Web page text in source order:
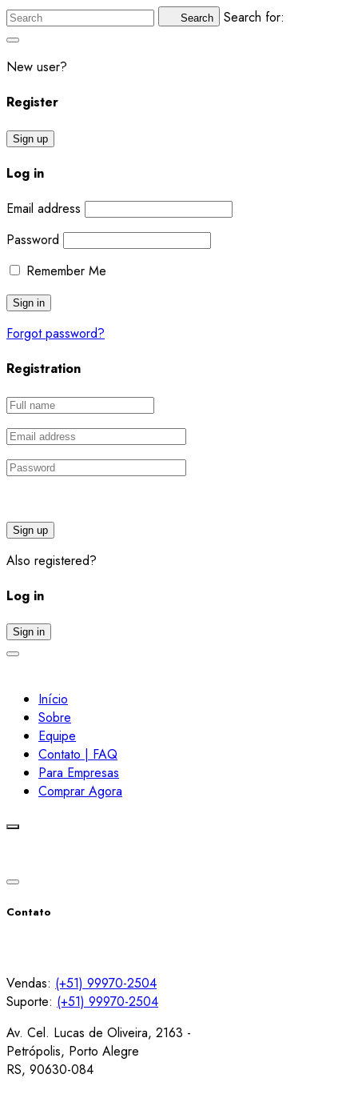
Search Search for:
New user?
Register
Sign up
Log in
Email address
Password
Remember Me
Forgot password?
Registration
Sign up
Also registered?
Log in
Sign in
Início
Sobre
Equipe
Contato | FAQ
Para Empresas
Comprar Agora
Contato
Vendas: (+51) 99970-2504
Suporte: (+51) 99970-2504
Av. Cel. Lucas de Oliveira, 2163 -
Petrópolis, Porto Alegre
RS, 90630-084